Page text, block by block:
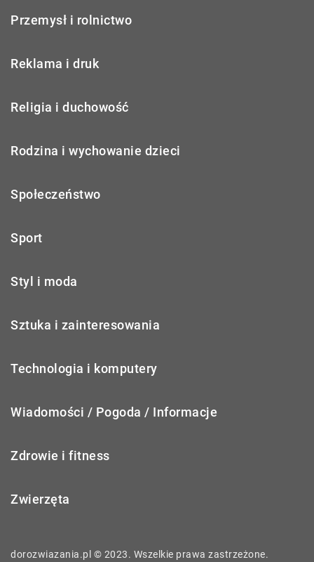
Przemysł i rolnictwo
Reklama i druk
Religia i duchowość
Rodzina i wychowanie dzieci
Społeczeństwo
Sport
Styl i moda
Sztuka i zainteresowania
Technologia i komputery
Wiadomości / Pogoda / Informacje
Zdrowie i fitness
Zwierzęta
dorozwiazania.pl © 2023. Wszelkie prawa zastrzeżone.